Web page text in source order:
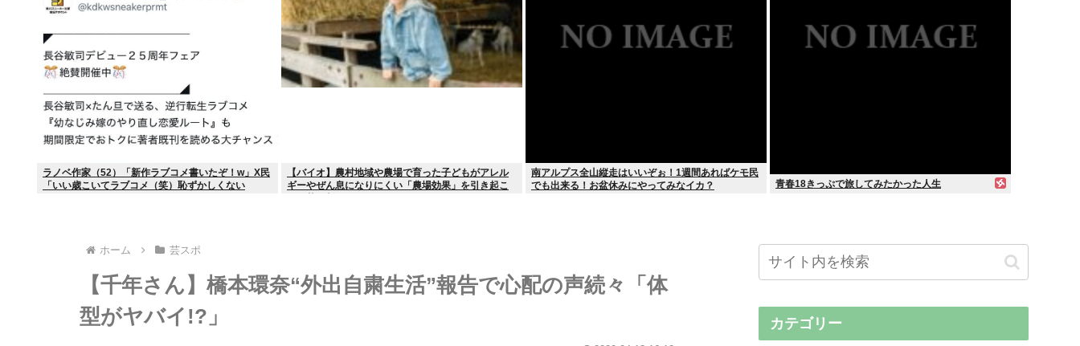
ラノベ作家（52）「新作ラブコメ書いたぞ！w」X民
「いい歳こいてラブコメ（笑）恥ずかしくない
【バイオ】農村地域や農場で育った子どもがアレル
ギーやぜん息になりにくい「農場効果」を引き起こ
南アルプス全山縦走はいいぞぉ！1週間あればケモ民
でも出来る！お盆休みにやってみなイカ？
青春18きっぷで旅してみたかった人生
ホーム 芸スポ
【千年さん】橋本環奈“外出自粛生活”報告で心配の声続々「体
型がヤバイ!?」
カテゴリー